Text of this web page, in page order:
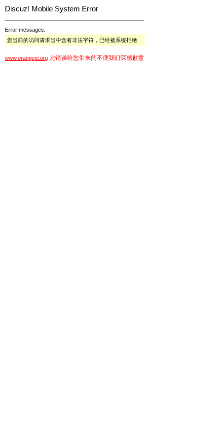
Discuz! Mobile System Error
Error messages:
您当前的访问请求当中含有非法字符，已经被系统拒绝
www.orangepi.org 此错误给您带来的不便我们深感歉意